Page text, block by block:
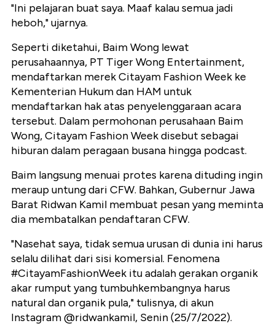
"Ini pelajaran buat saya. Maaf kalau semua jadi
heboh," ujarnya.
Seperti diketahui, Baim Wong lewat
perusahaannya, PT Tiger Wong Entertainment,
mendaftarkan merek Citayam Fashion Week ke
Kementerian Hukum dan HAM untuk
mendaftarkan hak atas penyelenggaraan acara
tersebut. Dalam permohonan perusahaan Baim
Wong, Citayam Fashion Week disebut sebagai
hiburan dalam peragaan busana hingga podcast.
Baim langsung menuai protes karena dituding ingin
meraup untung dari CFW. Bahkan, Gubernur Jawa
Barat Ridwan Kamil membuat pesan yang meminta
dia membatalkan pendaftaran CFW.
"Nasehat saya, tidak semua urusan di dunia ini harus
selalu dilihat dari sisi komersial. Fenomena
#CitayamFashionWeek itu adalah gerakan organik
akar rumput yang tumbuhkembangnya harus
natural dan organik pula," tulisnya, di akun
Instagram @ridwankamil, Senin (25/7/2022).